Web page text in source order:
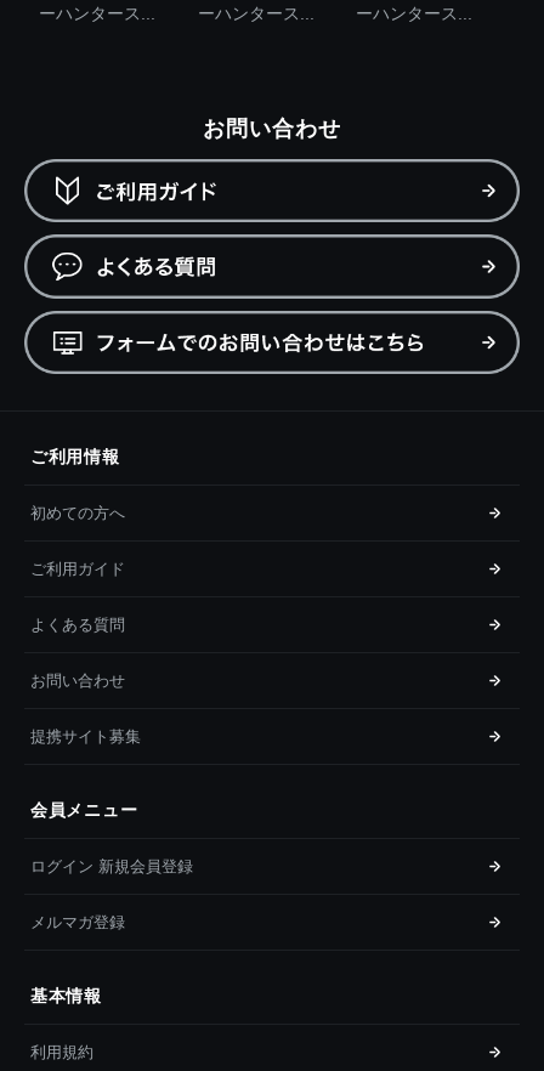
ーハンタース...
ーハンタース...
ーハンタース...
お問い合わせ
ご利用情報
初めての方へ
ご利用ガイド
よくある質問
お問い合わせ
提携サイト募集
会員メニュー
ログイン 新規会員登録
メルマガ登録
基本情報
利用規約